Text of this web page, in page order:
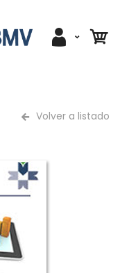
Volver a listado